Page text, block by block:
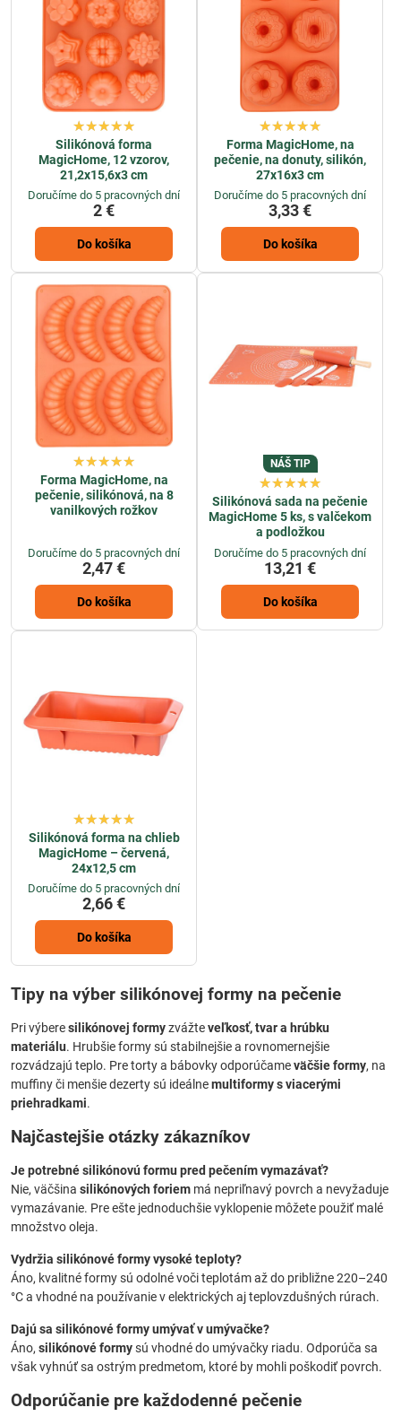
Silikónová forma
MagicHome, 12 vzorov,
21,2x15,6x3 cm
Doručíme do 5 pracovných dní
2 €
Do košíka
Forma MagicHome, na
pečenie, na donuty, silikón,
27x16x3 cm
Doručíme do 5 pracovných dní
3,33 €
Do košíka
Forma MagicHome, na
pečenie, silikónová, na 8
vanilkových rožkov
Doručíme do 5 pracovných dní
2,47 €
Do košíka
NÁŠ TIP
Silikónová sada na pečenie
MagicHome 5 ks, s valčekom
a podložkou
Doručíme do 5 pracovných dní
13,21 €
Do košíka
Silikónová forma na chlieb
MagicHome – červená,
24x12,5 cm
Doručíme do 5 pracovných dní
2,66 €
Do košíka
Tipy na výber silikónovej formy na pečenie
Pri výberesilikónovej formyzvážteveľkosť, tvar a hrúbku
materiálu. Hrubšie formy sú stabilnejšie a rovnomernejšie
rozvádzajú teplo. Pre torty a bábovky odporúčameväčšie formy, na
muffiny či menšie dezerty sú ideálnemultiformy s viacerými
priehradkami.
Najčastejšie otázky zákazníkov
Je potrebné silikónovú formu pred pečením vymazávať?
Nie, väčšina silikónových foriem má nepriľnavý povrch a nevyžaduje
vymazávanie. Pre ešte jednoduchšie vyklopenie môžete použiť malé
množstvo oleja.
Vydržia silikónové formy vysoké teploty?
Áno, kvalitné formy sú odolné voči teplotám až do približne 220–240
°C a vhodné na používanie v elektrických aj teplovzdušných rúrach.
Dajú sa silikónové formy umývať v umývačke?
Áno, silikónové formysú vhodné do umývačky riadu. Odporúča sa
však vyhnúť sa ostrým predmetom, ktoré by mohli poškodiť povrch.
Odporúčanie pre každodenné pečenie